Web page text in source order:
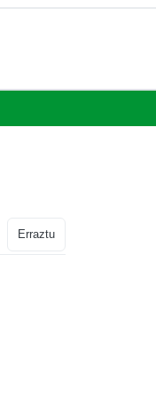
Erraztu